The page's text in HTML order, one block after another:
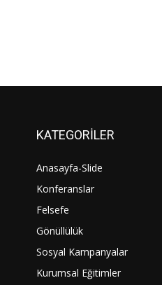
KATEGORİLER
Anasayfa-Slide
Konferanslar
Felsefe
Gönüllülük
Sosyal Kampanyalar
Kurumsal Eğitimler